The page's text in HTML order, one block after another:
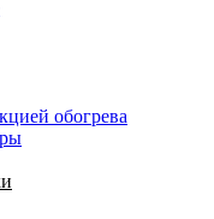
обогрева